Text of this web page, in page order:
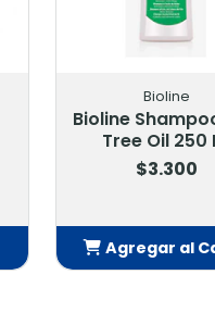
Bioline
Bioline
Tree Oil 250
$3.300
Agregar al